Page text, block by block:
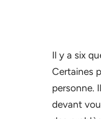
Il y a six
Certaines
personne.
devant